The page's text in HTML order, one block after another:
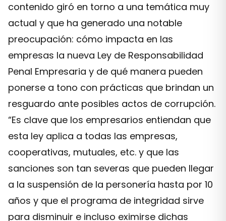
contenido giró en torno a una temática muy
actual y que ha generado una notable
preocupación: cómo impacta en las
empresas la nueva Ley de Responsabilidad
Penal Empresaria y de qué manera pueden
ponerse a tono con prácticas que brindan un
resguardo ante posibles actos de corrupción.
“Es clave que los empresarios entiendan que
esta ley aplica a todas las empresas,
cooperativas, mutuales, etc. y que las
sanciones son tan severas que pueden llegar
a la suspensión de la personería hasta por 10
años y que el programa de integridad sirve
para disminuir e incluso eximirse dichas